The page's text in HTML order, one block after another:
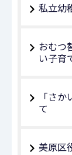
私立幼
おむつ
い子育
「さ
て
美原区